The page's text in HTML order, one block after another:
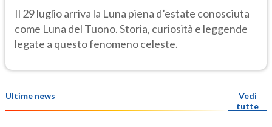
osservarla
Il 29 luglio arriva la Luna piena d’estate conosciuta
come Luna del Tuono. Storia, curiosità e leggende
legate a questo fenomeno celeste.
Ultime news
Vedi
tutte